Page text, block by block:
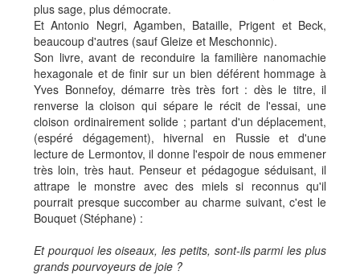
plus sage, plus démocrate.
Et Antonio Negri, Agamben, Bataille, Prigent et Beck,
beaucoup d'autres (sauf Gleize et Meschonnic).
Son livre, avant de reconduire la familière nanomachie
hexagonale et de finir sur un bien déférent hommage à
Yves Bonnefoy, démarre très très fort : dès le titre, il
renverse la cloison qui sépare le récit de l'essai, une
cloison ordinairement solide ; partant d'un déplacement,
(espéré dégagement), hivernal en Russie et d'une
lecture de Lermontov, il donne l'espoir de nous emmener
très loin, très haut. Penseur et pédagogue séduisant, il
attrape le monstre avec des miels si reconnus qu'il
pourrait presque succomber au charme suivant, c'est le
Bouquet (Stéphane) :
Et pourquoi les oiseaux, les petits, sont-ils parmi les plus
grands pourvoyeurs de joie ?